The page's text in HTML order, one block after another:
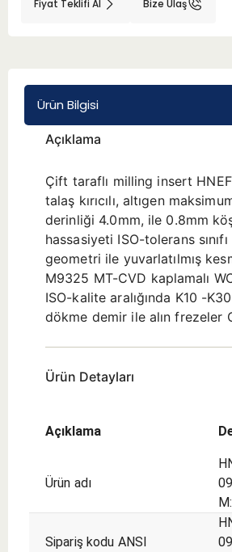
Fiyat Teklifi Al Bize Ulaş
Ürün Bilgisi
Açıklama
Çift taraflı milling insert
talaş kırıcılı, altıgen
derinliği 4.0mm, ile 0.8mm
hassasiyeti ISO-tolerans
geometri ile yuvarlatılmış
M9325 MT-CVD kaplamalı
ISO-kalite aralığında K10 -
dökme demir ile alın frezeler
Ürün Detayları
Açıklama
Ürün adı
Sipariş kodu ANSI